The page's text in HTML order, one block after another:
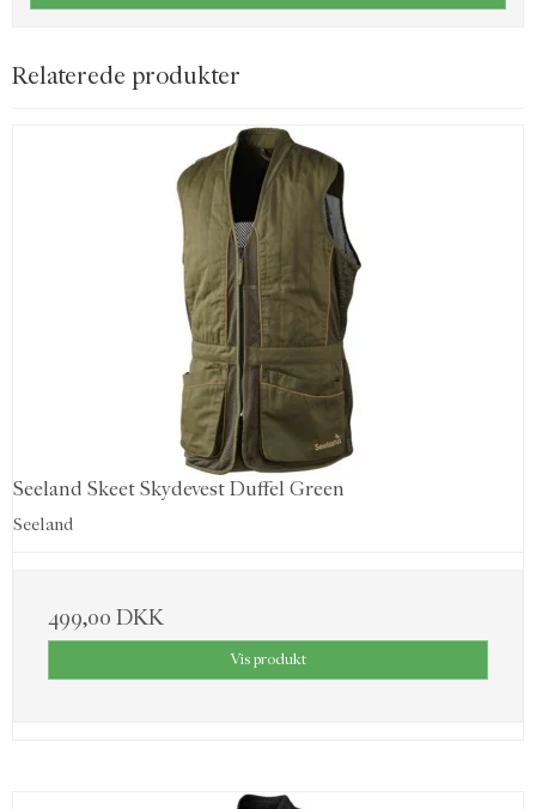
Relaterede produkter
Seeland Skeet Skydevest Duffel Green
Seeland
499,00 DKK
Vis produkt